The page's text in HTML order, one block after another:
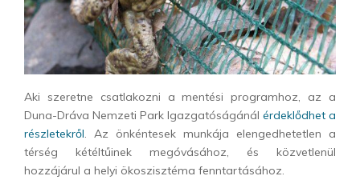
Aki szeretne csatlakozni a mentési programhoz, az a
Duna-Dráva Nemzeti Park Igazgatóságánál érdeklődhet a
részletekről. Az önkéntesek munkája elengedhetetlen a
térség kétéltűinek megóvásához, és közvetlenül
hozzájárul a helyi ökoszisztéma fenntartásához.